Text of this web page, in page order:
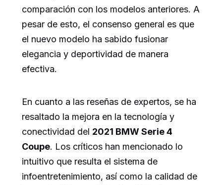
comparación con los modelos anteriores. A
pesar de esto, el consenso general es que
el nuevo modelo ha sabido fusionar
elegancia y deportividad de manera
efectiva.
En cuanto a las reseñas de expertos, se ha
resaltado la mejora en la tecnología y
conectividad del 2021 BMW Serie 4
Coupe. Los críticos han mencionado lo
intuitivo que resulta el sistema de
infoentretenimiento, así como la calidad de